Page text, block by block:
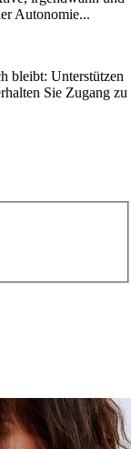
Autonomie...
bleibt: Unterstützen
Sie Zugang zu